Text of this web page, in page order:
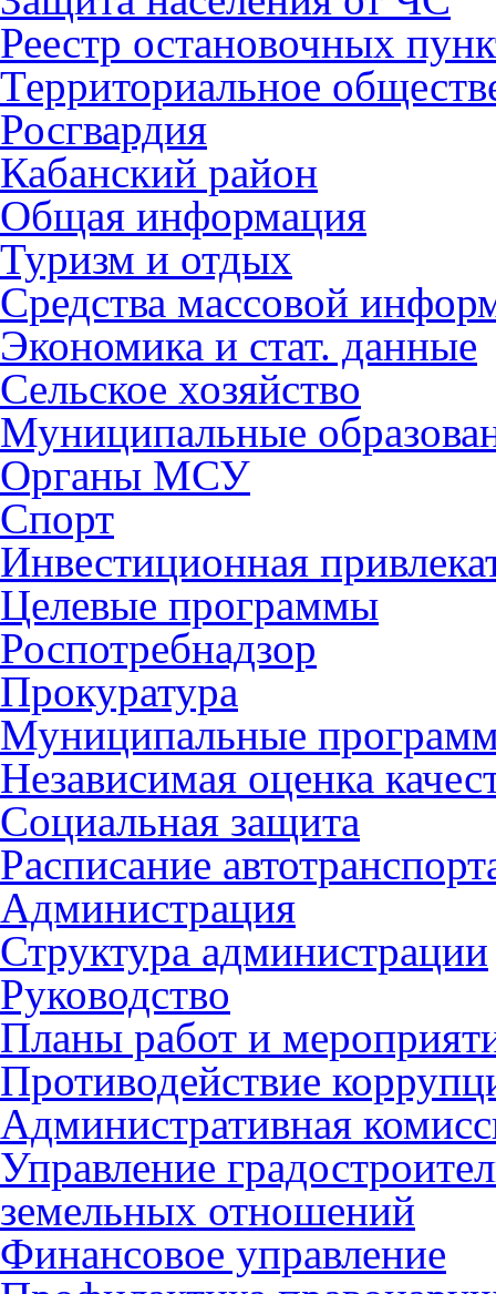
Реестр остановочных
Территориальное
Росгвардия
Кабанский район
Общая информация
Туризм и отдых
Средства массовой
Экономика и стат. данные
Сельское хозяйство
Муниципальные
Органы МСУ
Спорт
Инвестиционная
Целевые программы
Роспотребнадзор
Прокуратура
Муниципальные
Независимая оценка
Социальная защита
Расписание
Администрация
Структура администрации
Руководство
Планы работ и
Противодействие
Административная
Управление
земельных отношений
Финансовое управление